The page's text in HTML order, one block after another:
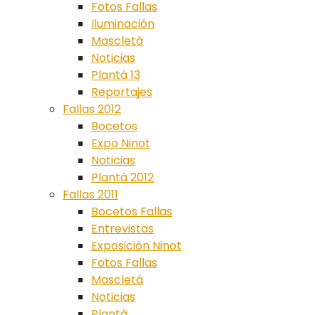
Fotos Fallas
Iluminación
Mascletà
Noticias
Plantà 13
Reportajes
Fallas 2012
Bocetos
Expo Ninot
Noticias
Plantà 2012
Fallas 2011
Bocetos Fallas
Entrevistas
Exposición Ninot
Fotos Fallas
Mascletá
Noticias